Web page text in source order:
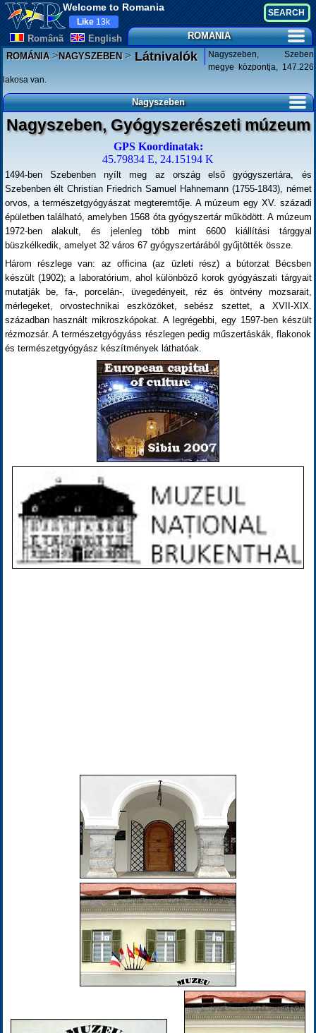
Welcome to Romania
Românã English
Like 13k
ROMANIA
ROMÁNIA>NAGYSZEBEN>Látnivalók
Nagyszeben, Szeben
megye központja, 147.226
lakosa van.
Nagyszeben
Nagyszeben, Gyógyszerészeti múzeum
GPS Koordinatak:
45.79834 E, 24.15194 K
1494-ben Szebenben nyílt meg az ország első gyógyszertára, és
Szebenben élt Christian Friedrich Samuel Hahnemann (1755-1843), német
orvos, a természetgyógyászat megteremtője. A múzeum egy XV. századi
épületben található, amelyben 1568 óta gyógyszertár működött. A múzeum
1972-ben alakult, és jelenleg több mint 6600 kiállítási tárggyal
büszkélkedik, amelyet 32 város 67 gyógyszertárából gyűjtötték össze.
Három részlege van: az officina (az üzleti rész) a bútorzat Bécsben
készült (1902); a laboratórium, ahol különböző korok gyógyászati tárgyait
mutatják be, fa-, porcelán-, üvegedényeit, réz és öntvény mozsarait,
mérlegeket, orvostechnikai eszközöket, sebész szettet, a XVII-XIX.
században használt mikroszkópokat. A legrégebbi, egy 1597-ben készült
rézmozsár. A természetgyógyáss részlegen pedig műszertáskák, flakonok
és természetgyógyász készítmények láthatóak.